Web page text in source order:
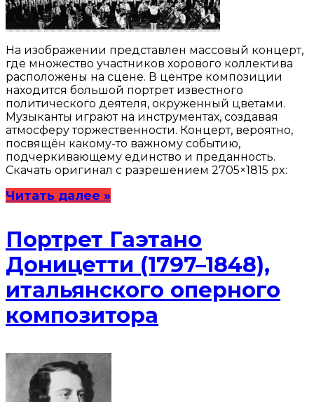
На изображении представлен массовый концерт,
где множество участников хорового коллектива
расположены на сцене. В центре композиции
находится большой портрет известного
политического деятеля, окруженный цветами.
Музыканты играют на инструментах, создавая
атмосферу торжественности. Концерт, вероятно,
посвящён какому-то важному событию,
подчеркивающему единство и преданность.
Скачать оригинал с разрешением 2705×1815 px:
Читать далее »
Портрет Гаэтано
Доницетти (1797–1848),
итальянского оперного
композитора